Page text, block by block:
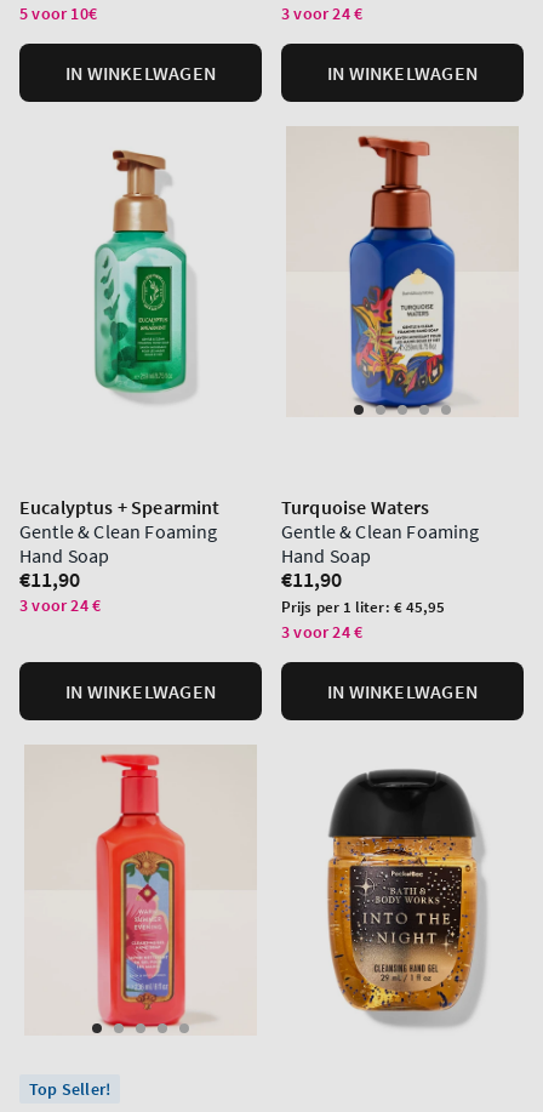
per
5 voor 10€
IN WINKELWAGEN
per
3 voor 24 €
IN WINKELWAGEN
Eucalyptus + Spearmint
Gentle & Clean Foaming
Hand Soap
Normale
prijs
€11,90
3 voor 24 €
IN WINKELWAGEN
Turquoise Waters
Gentle & Clean Foaming
Hand Soap
Normale
prijs
€11,90
Prijs
per
Prijs per 1 liter: € 45,95
3 voor 24 €
IN WINKELWAGEN
Top Seller!